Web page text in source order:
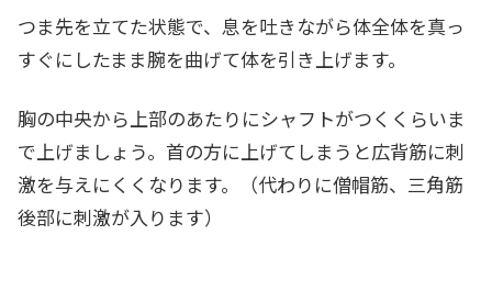
つま先を立てた状態で、息を吐きながら体全体を真っ
すぐにしたまま腕を曲げて体を引き上げます。
胸の中央から上部のあたりにシャフトがつくくらいま
で上げましょう。首の方に上げてしまうと広背筋に刺
激を与えにくくなります。（代わりに僧帽筋、三角筋
後部に刺激が入ります）